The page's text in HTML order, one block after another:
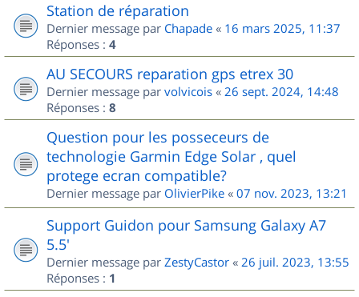
Station de réparation
Dernier message par Chapade « 16 mars 2025, 11:37
Réponses : 4
AU SECOURS reparation gps etrex 30
Dernier message par volvicois « 26 sept. 2024, 14:48
Réponses : 8
Question pour les posseceurs de
technologie Garmin Edge Solar , quel
protege ecran compatible?
Dernier message par OlivierPike « 07 nov. 2023, 13:21
Support Guidon pour Samsung Galaxy A7
5.5'
Dernier message par ZestyCastor « 26 juil. 2023, 13:55
Réponses : 1